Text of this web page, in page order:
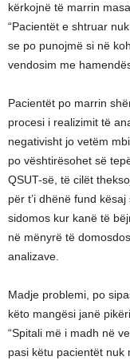
kërkojnë të marrin
“Pacientët e shtruar
se po punojmë si në
vendosim me
Pacientët po marrin
procesi i realizimit të
negativisht jo vetëm
po vështirësohet së
QSUT-së, të cilët
për t’i dhënë fund
sidomos kur kanë të
në mënyrë të
analizave.
Madje problemi, po
këto mangësi janë
“Spitali më i madh në
pasi këtu pacientët nuk